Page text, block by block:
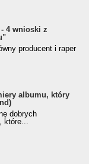
4 wnioski z
producent i raper
albumu, który
dobrych
które...